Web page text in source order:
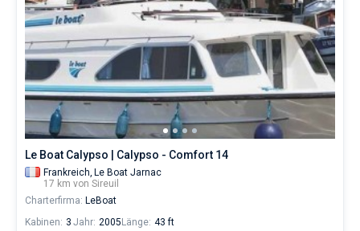
Le Boat Calypso | Calypso - Comfort 14
Frankreich, Le Boat Jarnac
17 km von Sireuil
Charterfirma: LeBoat
Kabinen: 3 Jahr: 2005 Länge: 43 ft